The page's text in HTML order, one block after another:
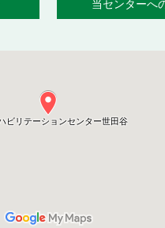
当センターへ